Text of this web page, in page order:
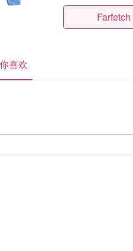
Farfetch
喜欢